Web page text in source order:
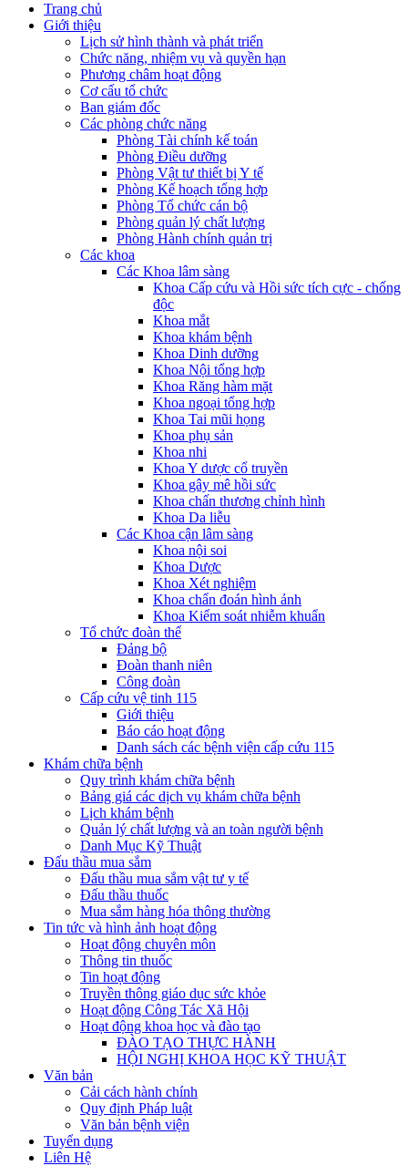
Trang chủ
Giới thiệu
Lịch sử hình thành và phát triển
Chức năng, nhiệm vụ và quyền hạn
Phương châm hoạt động
Cơ cấu tổ chức
Ban giám đốc
Các phòng chức năng
Phòng Tài chính kế toán
Phòng Điều dưỡng
Phòng Vật tư thiết bị Y tế
Phòng Kế hoạch tổng hợp
Phòng Tổ chức cán bộ
Phòng quản lý chất lượng
Phòng Hành chính quản trị
Các khoa
Các Khoa lâm sàng
Khoa Cấp cứu và Hồi sức tích cực - chống
độc
Khoa mắt
Khoa khám bệnh
Khoa Dinh dưỡng
Khoa Nội tổng hợp
Khoa Răng hàm mặt
Khoa ngoại tổng hợp
Khoa Tai mũi họng
Khoa phụ sản
Khoa nhi
Khoa Y dược cổ truyền
Khoa gây mê hồi sức
Khoa chấn thương chỉnh hình
Khoa Da liễu
Các Khoa cận lâm sàng
Khoa nội soi
Khoa Dược
Khoa Xét nghiệm
Khoa chẩn đoán hình ảnh
Khoa Kiểm soát nhiễm khuẩn
Tổ chức đoàn thể
Đảng bộ
Đoàn thanh niên
Công đoàn
Cấp cứu vệ tinh 115
Giới thiệu
Báo cáo hoạt động
Danh sách các bệnh viện cấp cứu 115
Khám chữa bệnh
Quy trình khám chữa bệnh
Bảng giá các dịch vụ khám chữa bệnh
Lịch khám bệnh
Quản lý chất lượng và an toàn người bệnh
Danh Mục Kỹ Thuật
Đấu thầu mua sắm
Đấu thầu mua sắm vật tư y tế
Đấu thầu thuốc
Mua sắm hàng hóa thông thường
Tin tức và hình ảnh hoạt động
Hoạt động chuyên môn
Thông tin thuốc
Tin hoạt động
Truyền thông giáo dục sức khỏe
Hoạt động Công Tác Xã Hội
Hoạt động khoa học và đào tạo
ĐÀO TẠO THỰC HÀNH
HỘI NGHỊ KHOA HỌC KỸ THUẬT
Văn bản
Cải cách hành chính
Quy định Pháp luật
Văn bản bệnh viện
Tuyển dụng
Liên Hệ